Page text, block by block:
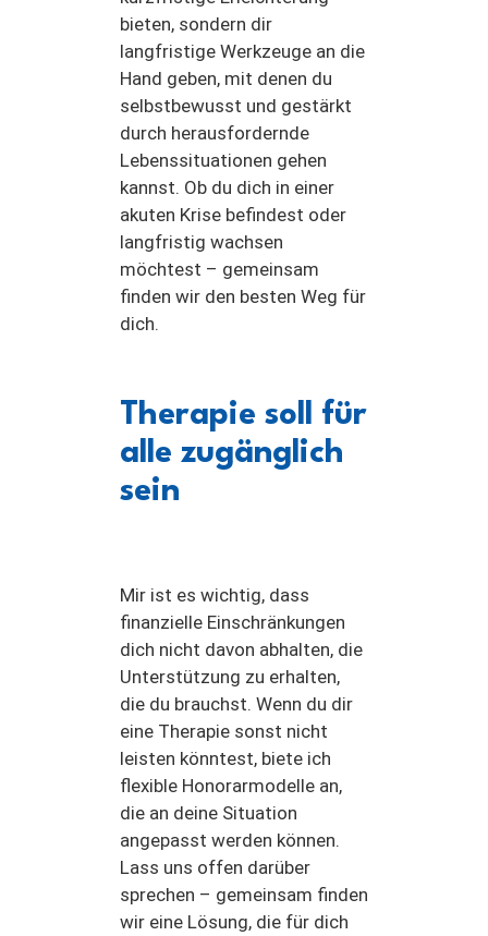
bieten, sondern dir
langfristige Werkzeuge an die
Hand geben, mit denen du
selbstbewusst und gestärkt
durch herausfordernde
Lebenssituationen gehen
kannst. Ob du dich in einer
akuten Krise befindest oder
langfristig wachsen
möchtest – gemeinsam
finden wir den besten Weg für
dich.
Therapie soll für
alle zugänglich
sein
Mir ist es wichtig, dass
finanzielle Einschränkungen
dich nicht davon abhalten, die
Unterstützung zu erhalten,
die du brauchst. Wenn du dir
eine Therapie sonst nicht
leisten könntest, biete ich
flexible Honorarmodelle an,
die an deine Situation
angepasst werden können.
Lass uns offen darüber
sprechen – gemeinsam finden
wir eine Lösung, die für dich